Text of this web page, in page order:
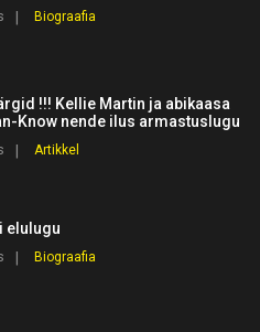
Biograafia
!!! Kellie Martin ja abikaasa
Know nende ilus armastuslugu
Artikkel
elulugu
Biograafia